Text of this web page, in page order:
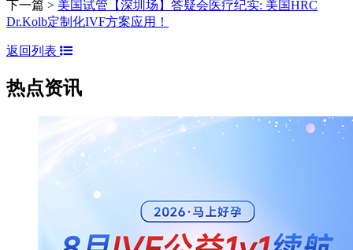
下一篇 > 美国试管【深圳场】答疑会医疗纪实: 美国HRC
Dr.Kolb定制化IVF方案应用！
返回列表
热点资讯